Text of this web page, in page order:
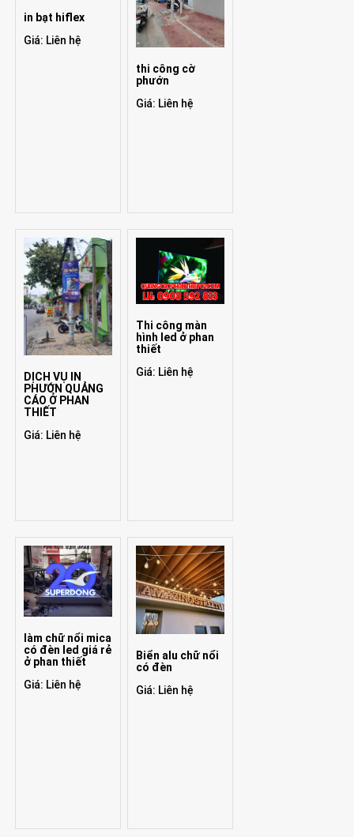
in bạt hiflex
Giá: Liên hệ
thi công cờ
phướn
Giá: Liên hệ
DỊCH VỤ IN
PHƯỚN QUẢNG
CÁO Ở PHAN
THIẾT
Giá: Liên hệ
Thi công màn
hình led ở phan
thiết
Giá: Liên hệ
làm chữ nổi mica
có đèn led giá rẻ
ở phan thiết
Giá: Liên hệ
Biển alu chữ nổi
có đèn
Giá: Liên hệ